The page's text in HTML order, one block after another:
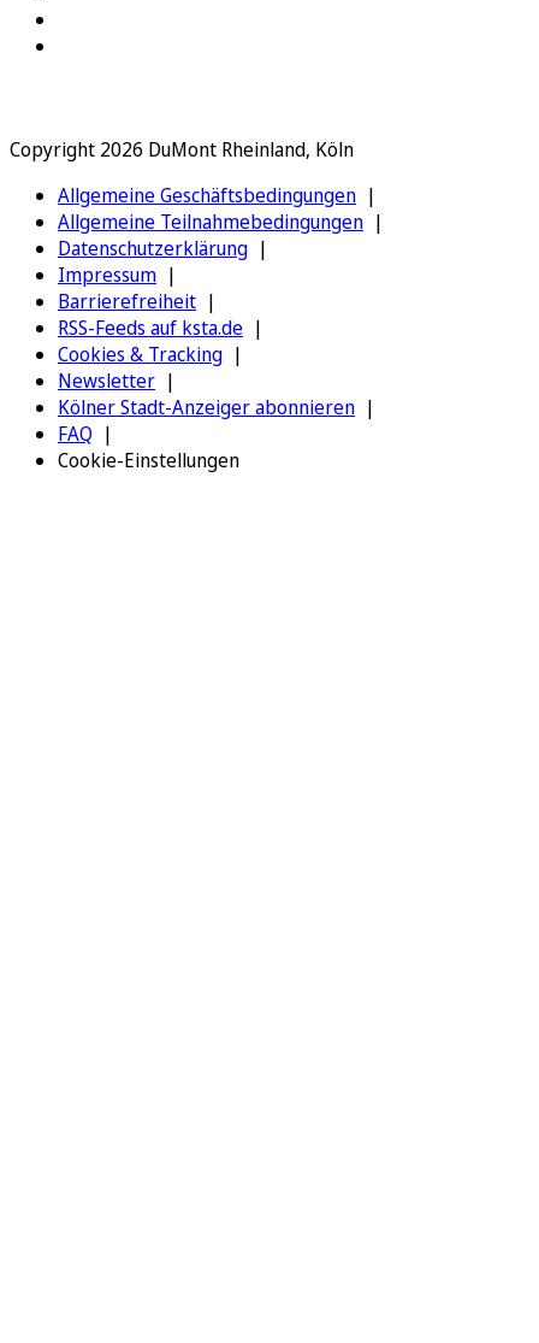
Copyright 2026 DuMont Rheinland, Köln
Allgemeine Geschäftsbedingungen
Allgemeine Teilnahmebedingungen
Datenschutzerklärung
Impressum
Barrierefreiheit
RSS-Feeds auf ksta.de
Cookies & Tracking
Newsletter
Kölner Stadt-Anzeiger abonnieren
FAQ
Cookie-Einstellungen